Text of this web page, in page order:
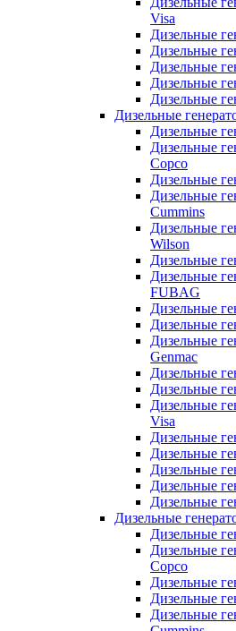
Visa
Дизельные
Дизельные
Дизельные
Дизельные
Дизельные
Дизельные
Дизельные
Дизельные
Copco
Дизельные
Дизельные
Cummins
Дизельные
Wilson
Дизельные
Дизельные
FUBAG
Дизельные
Дизельные
Дизельные
Genmac
Дизельные
Дизельные
Дизельные
Visa
Дизельные
Дизельные
Дизельные
Дизельные
Дизельные
Дизельные
Дизельные
Дизельные
Copco
Дизельные
Дизельные
Дизельные